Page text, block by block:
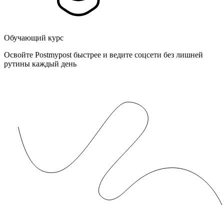
Обучающий курс
Освойте Postmypost быстрее и ведите соцсети без лишней
рутины каждый день